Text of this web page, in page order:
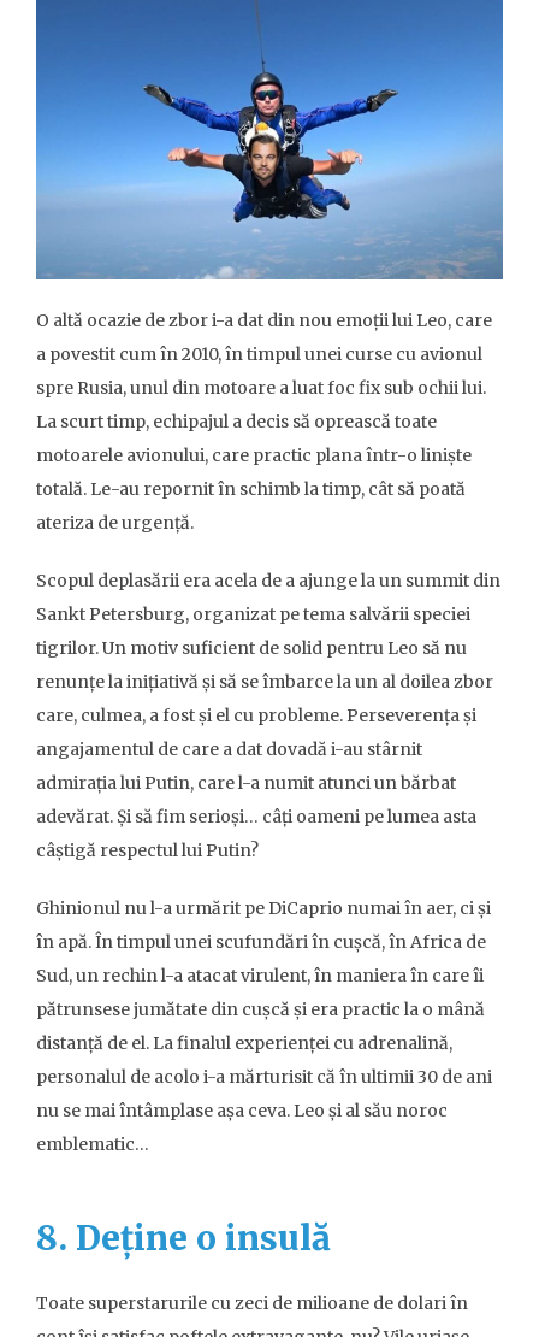
O altă ocazie de zbor i-a dat din nou emoții lui Leo, care
a povestit cum în 2010, în timpul unei curse cu avionul
spre Rusia, unul din motoare a luat foc fix sub ochii lui.
La scurt timp, echipajul a decis să oprească toate
motoarele avionului, care practic plana într-o liniște
totală. Le-au repornit în schimb la timp, cât să poată
ateriza de urgență.
Scopul deplasării era acela de a ajunge la un summit din
Sankt Petersburg, organizat pe tema salvării speciei
tigrilor. Un motiv suficient de solid pentru Leo să nu
renunțe la inițiativă și să se îmbarce la un al doilea zbor
care, culmea, a fost și el cu probleme. Perseverența și
angajamentul de care a dat dovadă i-au stârnit
admirația lui Putin, care l-a numit atunci un bărbat
adevărat. Și să fim serioși… câți oameni pe lumea asta
câștigă respectul lui Putin?
Ghinionul nu l-a urmărit pe DiCaprio numai în aer, ci și
în apă. În timpul unei scufundări în cușcă, în Africa de
Sud, un rechin l-a atacat virulent, în maniera în care îi
pătrunsese jumătate din cușcă și era practic la o mână
distanță de el. La finalul experienței cu adrenalină,
personalul de acolo i-a mărturisit că în ultimii 30 de ani
nu se mai întâmplase așa ceva. Leo și al său noroc
emblematic…
8. Deține o insulă
Toate superstarurile cu zeci de milioane de dolari în